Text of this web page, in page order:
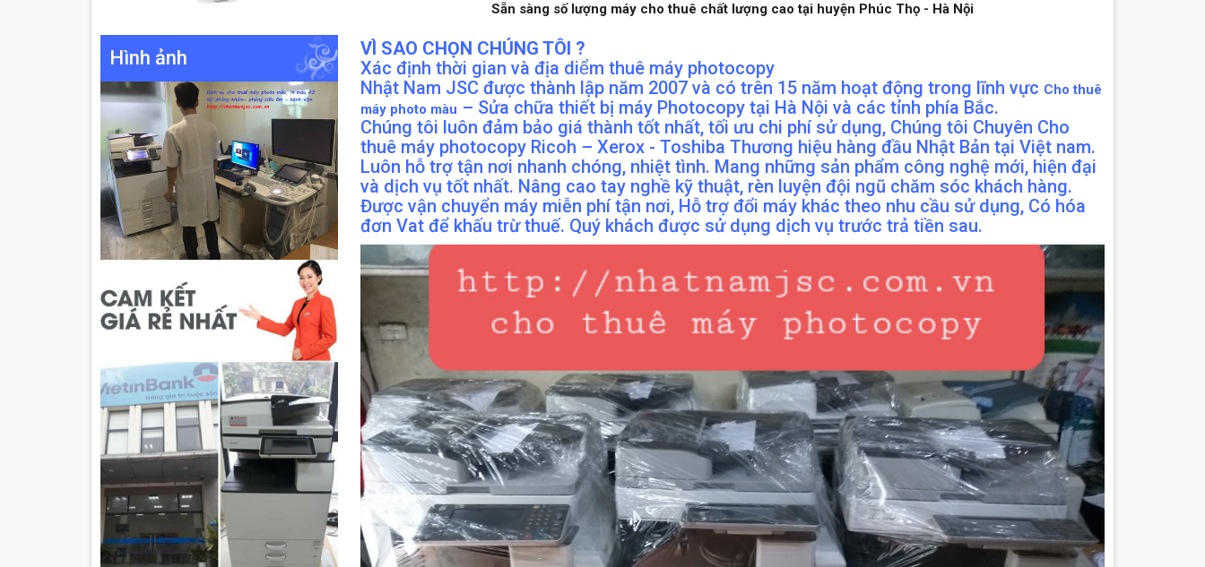
Sẵn sàng số lượng máy cho thuê chất lượng cao tại huyện Phúc Thọ - Hà Nội
VÌ SAO CHỌN CHÚNG TÔI ?
Xác định thời gian và địa diểm thuê máy photocopy
Nhật Nam JSC được thành lập năm 2007 và có trên 15 năm hoạt động trong lĩnh vực Cho thuê
máy photo màu – Sửa chữa thiết bị máy Photocopy tại Hà Nội và các tỉnh phía Bắc.
Chúng tôi luôn đảm bảo giá thành tốt nhất, tối ưu chi phí sử dụng, Chúng tôi Chuyên Cho
thuê máy photocopy Ricoh – Xerox - Toshiba Thương hiệu hàng đầu Nhật Bản tại Việt nam.
Luôn hỗ trợ tận nơi nhanh chóng, nhiệt tình. Mang những sản phẩm công nghệ mới, hiện đại
và dịch vụ tốt nhất. Nâng cao tay nghề kỹ thuật, rèn luyện đội ngũ chăm sóc khách hàng.
Được vận chuyển máy miễn phí tận nơi, Hỗ trợ đổi máy khác theo nhu cầu sử dụng, Có hóa
đơn Vat để khấu trừ thuế. Quý khách được sử dụng dịch vụ trước trả tiền sau.
Hình ảnh